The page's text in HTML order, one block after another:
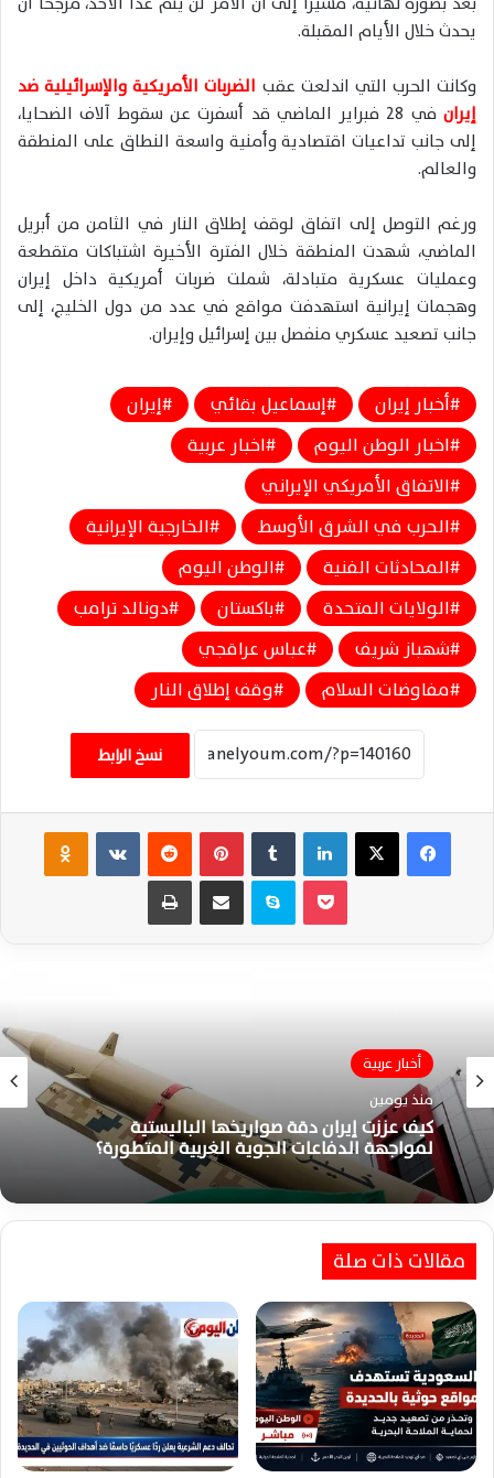
يحدث خلال الأيام المقبلة.
وكانت الحرب التي اندلعت عقب الضربات الأمريكية والإسرائيلية ضد
إيران
في 28 فبراير الماضي قد أسفرت عن سقوط آلاف الضحايا،
إلى جانب تداعيات اقتصادية وأمنية واسعة النطاق على المنطقة
والعالم.
ورغم التوصل إلى اتفاق لوقف إطلاق النار في الثامن من أبريل
الماضي، شهدت المنطقة خلال الفترة الأخيرة اشتباكات متقطعة
وعمليات عسكرية متبادلة، شملت ضربات أمريكية داخل إيران
وهجمات إيرانية استهدفت مواقع في عدد من دول الخليج، إلى
جانب تصعيد عسكري منفصل بين إسرائيل وإيران.
أخبار إيران إسماعيل بقائي
إيران
اخبار الوطن اليوم
اخبار عربية
الاتفاق الأمريكي الإيراني
الحرب في الشرق الأوسط
الخارجية الإيرانية
المحادثات الفنية
الوطن اليوم
الولايات المتحدة
باكستان
دونالد ترامب
شهباز شريف
عباس عراقجي
مفاوضات السلام
وقف إطلاق النار
نسخ الرابط
فيسبوك ‫X لينكدإن بينتيريست ‏VKontakte
سكايب مشاركة عبر البريد طباعة
أخبار عربية
منذ يومين
كيف عززت إيران دقة صواريخها الباليستية
لمواجهة الدفاعات الجوية الغربية المتطورة؟
أخبار عربية
منذ 5 أيام
بزشكيان يؤكد دفاع إيران ويرفض توسيع الحرب
وسط حديث متجدد عن المفاوضات
مقالات ذات صلة